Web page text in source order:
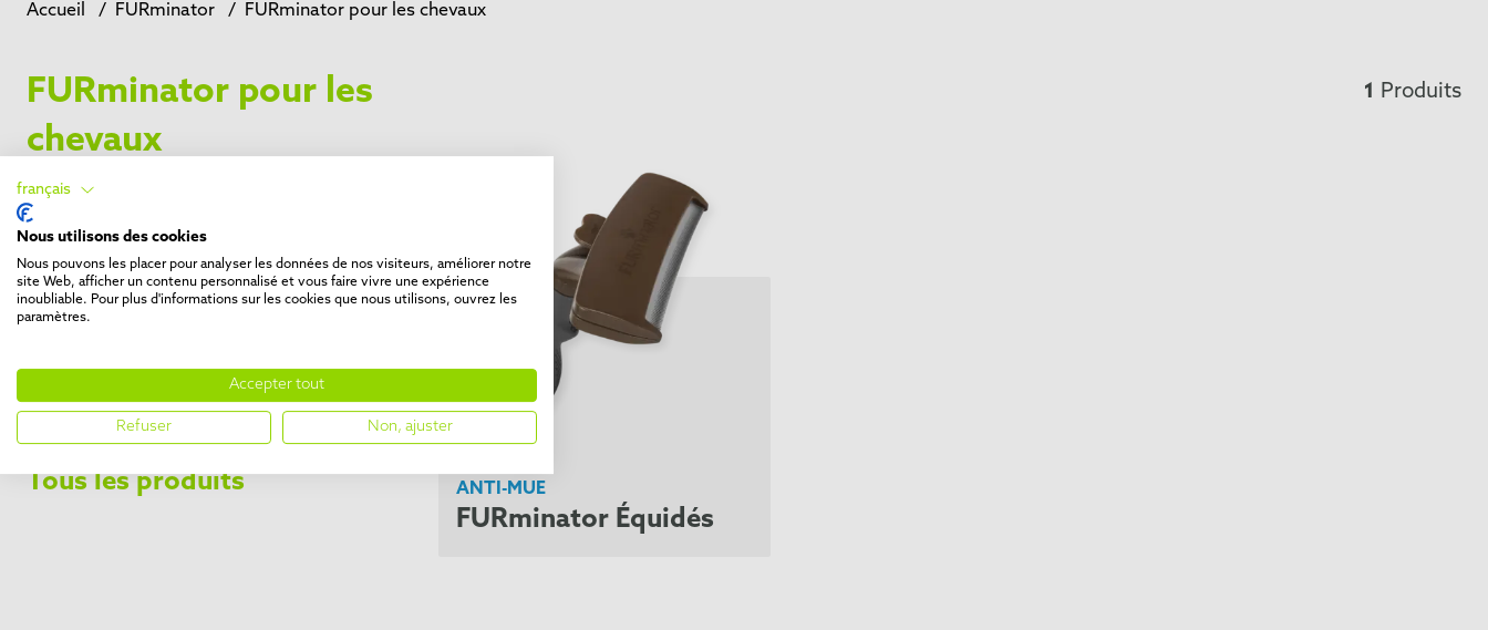
Accueil / FURminator / FURminator pour les chevaux
FURminator pour les
chevaux
Brosses & Peignes
FURminator
FURminator pour chiens
FURminator pour chats
FURminator pour petits animaux
Shampooings & Après-shampooings
Entretien des griffes
Tous les produits
1 Produits
ANTI-MUE
FURminator Équidés
français
Nous utilisons des cookies
Nous pouvons les placer pour analyser les données de nos visiteurs, améliorer notre
site Web, afficher un contenu personnalisé et vous faire vivre une expérience
inoubliable. Pour plus d'informations sur les cookies que nous utilisons, ouvrez les
paramètres.
Accepter tout
Refuser Non, ajuster